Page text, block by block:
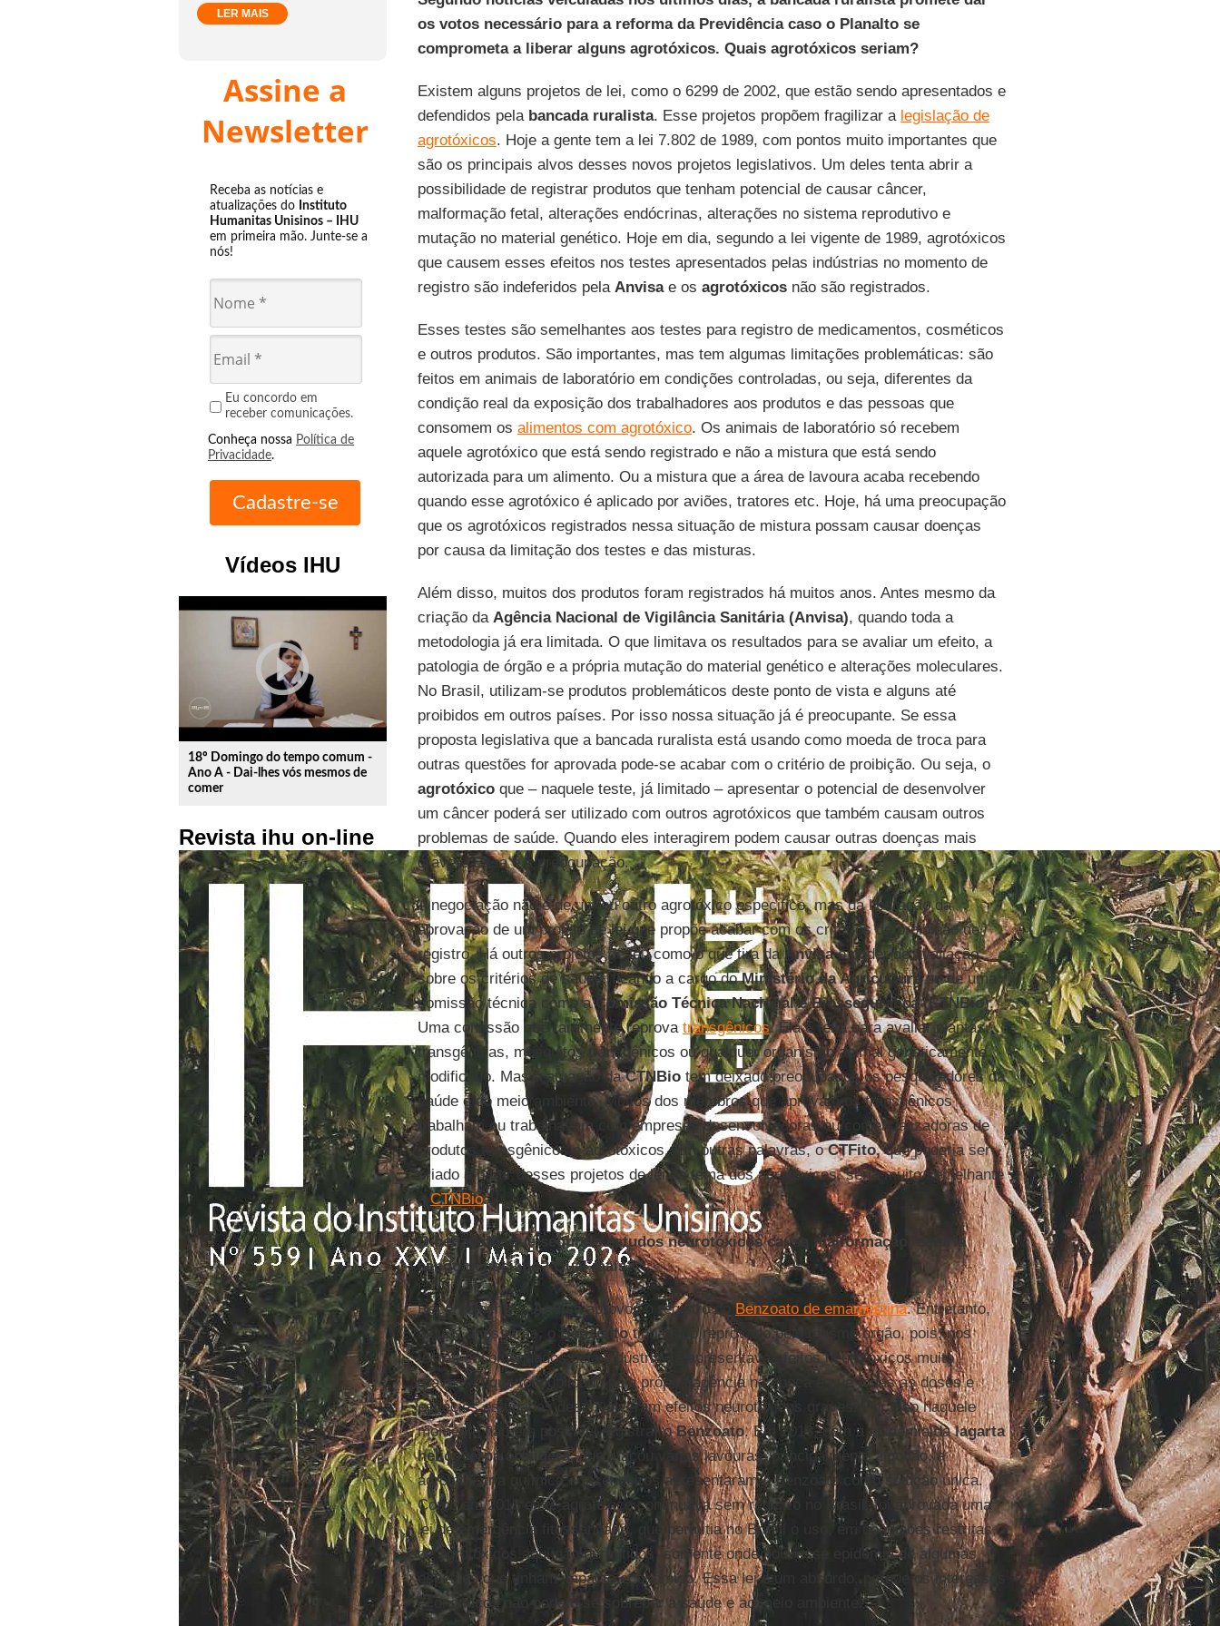
LER MAIS
Assine a
Newsletter
Receba as notícias e
atualizações do Instituto
Humanitas Unisinos – IHU
em primeira mão. Junte-se a
nós!
Eu concordo em
receber comunicações.
Conheça nossa Política de
Privacidade.
Vídeos IHU
play_circle_outline
18º Domingo do tempo comum -
Ano A - Dai-lhes vós mesmos de
comer
Revista ihu on-line
os votos necessário para a reforma da Previdência caso o Planalto se
comprometa a liberar alguns agrotóxicos. Quais agrotóxicos seriam?
Existem alguns projetos de lei, como o 6299 de 2002, que estão sendo apresentados e
defendidos pela bancada ruralista. Esse projetos propõem fragilizar a legislação de
agrotóxicos. Hoje a gente tem a lei 7.802 de 1989, com pontos muito importantes que
são os principais alvos desses novos projetos legislativos. Um deles tenta abrir a
possibilidade de registrar produtos que tenham potencial de causar câncer,
malformação fetal, alterações endócrinas, alterações no sistema reprodutivo e
mutação no material genético. Hoje em dia, segundo a lei vigente de 1989, agrotóxicos
que causem esses efeitos nos testes apresentados pelas indústrias no momento de
registro são indeferidos pela Anvisae os agrotóxicosnão são registrados.
Esses testes são semelhantes aos testes para registro de medicamentos, cosméticos
e outros produtos. São importantes, mas tem algumas limitações problemáticas: são
feitos em animais de laboratório em condições controladas, ou seja, diferentes da
condição real da exposição dos trabalhadores aos produtos e das pessoas que
consomem os alimentos com agrotóxico. Os animais de laboratório só recebem
aquele agrotóxico que está sendo registrado e não a mistura que está sendo
autorizada para um alimento. Ou a mistura que a área de lavoura acaba recebendo
quando esse agrotóxico é aplicado por aviões, tratores etc. Hoje, há uma preocupação
que os agrotóxicos registrados nessa situação de mistura possam causar doenças
por causa da limitação dos testes e das misturas.
Além disso, muitos dos produtos foram registrados há muitos anos. Antes mesmo da
criação da Agência Nacional de Vigilância Sanitária (Anvisa), quando toda a
metodologia já era limitada. O que limitava os resultados para se avaliar um efeito, a
patologia de órgão e a própria mutação do material genético e alterações moleculares.
No Brasil, utilizam-se produtos problemáticos deste ponto de vista e alguns até
proibidos em outros países. Por isso nossa situação já é preocupante. Se essa
proposta legislativa que a bancada ruralista está usando como moeda de troca para
outras questões for aprovada pode-se acabar com o critério de proibição. Ou seja, o
agrotóxicoque – naquele teste, já limitado – apresentar o potencial de desenvolver
um câncer poderá ser utilizado com outros agrotóxicos que também causam outros
problemas de saúde. Quando eles interagirem podem causar outras doenças mais
graves. Essa é a preocupação.
A negociação não é de um ou outro agrotóxico especifico, mas da liberação da
aprovação de um projeto de lei que propõe acabar com os critérios de proibição de
registro. Há outros projetos de lei, como o que tira daAnvisao poder de avaliação
sobre os critérios de saúde, ficando a cargo doMinistério da Agriculturaou de uma
comissão técnica como aComissão Técnica Nacional e Biossegurança (CTNBio).
Uma comissão que raramente reprova transgênicos. Ela é feita para avaliar plantas
transgênicas, mosquitos transgênicos ou qualquer organismo animal geneticamente
modificado. Mas a atuação daCTNBiotem deixado preocupados os pesquisadores da
saúde e do meio ambiente. Muitos dos membros que aprovam os transgênicos
trabalham ou trabalhavam com empresas desenvolvedoras ou comercializadoras de
produtos transgênicos e agrotóxicos. Em outras palavras, oCTFito,que poderia ser
criado a partir desses projetos de lei no tema dos agrotóxicos, seria muito semelhante
à CTNBio.
O benzoato, que segundo estudos neurotóxicos causa malformação, estaria
sendo negociado? Qual mais?
Recentemente a Anvisaaprovou o registro do Benzoato de emamectina. Entretanto,
alguns anos atrás, o
Benzoatotinha sido reprovado pelo mesmo órgão, pois, nos
testes encomendados pela indústria, já apresentava efeitos neurotóxicos muito
graves. O que foi publicado pela própria agência na época é que todas as doses e
espécies estudadas desenvolveram efeitos neurotóxicos graves. Por isso naquele
momento não era possível registrar oBenzoato. Em 2013, com a epidemia dalagarta
helicoverpa armigera, que atacou várias lavouras, principalmente algodão, a
agroindústria química e fazendeiros apresentaram o Benzoato como solução única.
Como em 2013 esse agrotóxico continuava sem registro no Brasil, foi aprovada uma
lei de emergência fitossanitária, que permitia no Brasil o uso, em condições restritas,
de agrotóxicos aqui não permitidos, somente onde houvesse epidemia de algumas
espécies que tinham impacto econômico. Essa lei é um absurdo, porque os interesses
econômicos não podem se sobrepor à saúde e ao meio ambiente.